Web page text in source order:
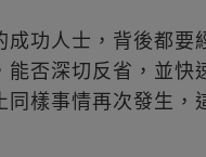
功人士，背後都要
否深切反省，並快
樣事情再次發生，